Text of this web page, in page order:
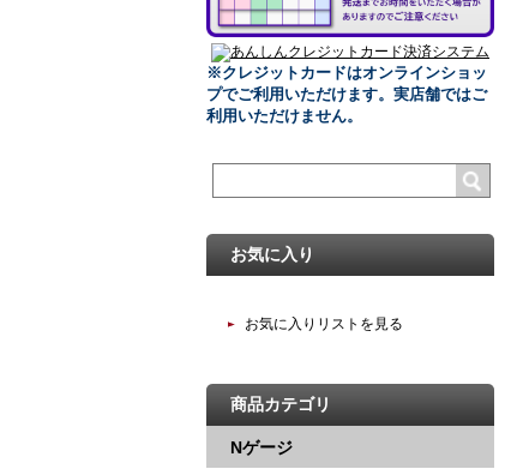
※クレジットカードはオンラインショッ
プでご利用いただけます。 実店舗ではご
利用いただけません。
お気に入り
お気に入りリストを見る
商品カテゴリ
Nゲージ